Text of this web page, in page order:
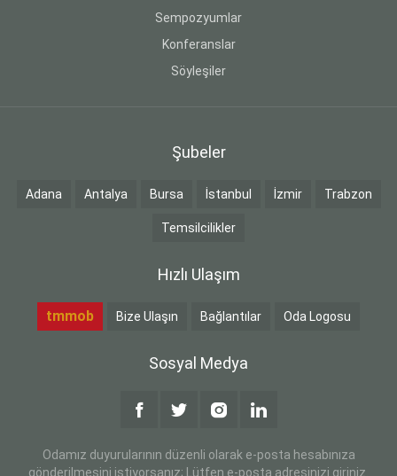
Sempozyumlar
Konferanslar
Söyleşiler
Şubeler
Adana Antalya Bursa İstanbul İzmir Trabzon
Temsilcilikler
Hızlı Ulaşım
tmmob Bize Ulaşın Bağlantılar Oda Logosu
Sosyal Medya
Odamız duyurularının düzenli olarak e-posta hesabınıza
gönderilmesini istiyorsanız; Lütfen e-posta adresinizi giriniz.